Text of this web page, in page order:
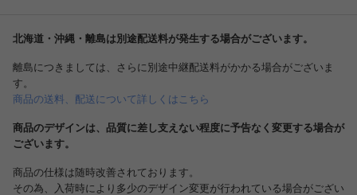
北海道・沖縄・離島は別途配送料が発生する場合がございます。
離島につきましては、さらに別途中継配送料がかかる場合がございま
す。
商品の送料、配送について詳しくはこちら
商品のデザインは、品質に差し支えない程度に予告なく変更する場合が
ございます。
商品の仕様は随時改善されております。
その為、入荷時により多少のデザイン変更が行われている場合がござい